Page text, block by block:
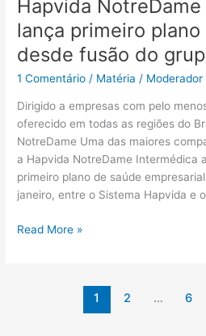
Hapvida
lança primeiro
desde fusão do
1 Comentário / Matéria / Moderador
Dirigido a empresas com pelo
oferecido em todas as regiões do
NotreDame Uma das maiores
a Hapvida NotreDame Intermédica
primeiro plano de saúde
janeiro, entre o Sistema Hapvida e
Read More »
1 2 … 6